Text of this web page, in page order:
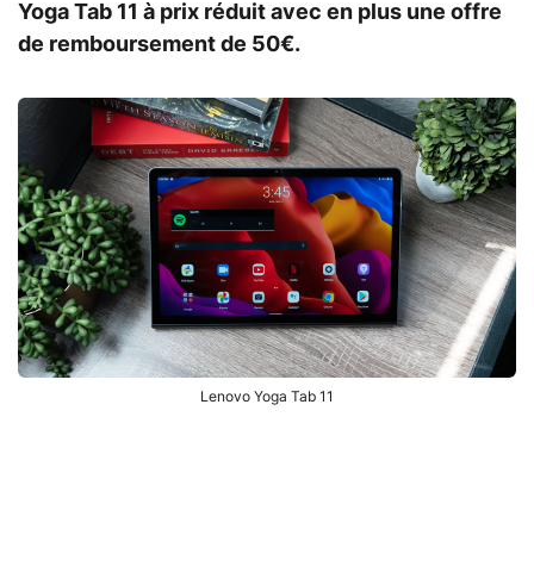
Yoga Tab 11 à prix réduit avec en plus une offre
de remboursement de 50€.
Lenovo Yoga Tab 11